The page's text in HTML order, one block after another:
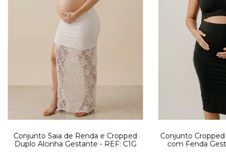
Conjunto Saia de Renda e Cropped
Duplo Alcinha Gestante - REF: C1G
Conjunto
com Fenda